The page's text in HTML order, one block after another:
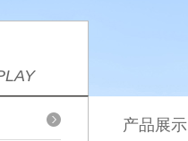
产品展示